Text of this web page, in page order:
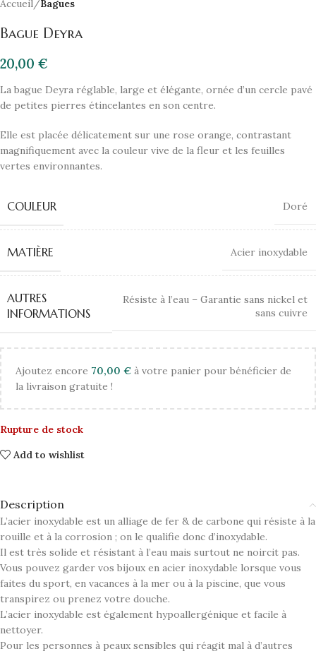
Accueil Bagues
Bague Deyra
20,00 €
La bague Deyra réglable, large et élégante, ornée d’un cercle pavé
de petites pierres étincelantes en son centre.
Elle est placée délicatement sur une rose orange, contrastant
magnifiquement avec la couleur vive de la fleur et les feuilles
vertes environnantes.
COULEUR Doré
MATIÈRE Acier inoxydable
AUTRES
INFORMATIONS
Résiste à l’eau – Garantie sans nickel et
sans cuivre
Ajoutez encore 70,00 € à votre panier pour bénéficier de
la livraison gratuite !
Rupture de stock
Add to wishlist
Description
L’acier inoxydable est un alliage de fer & de carbone qui résiste à la
rouille et à la corrosion ; on le qualifie donc d’inoxydable.
Il est très solide et résistant à l’eau mais surtout ne noircit pas.
Vous pouvez garder vos bijoux en acier inoxydable lorsque vous
faites du sport, en vacances à la mer ou à la piscine, que vous
transpirez ou prenez votre douche.
L’acier inoxydable est également hypoallergénique et facile à
nettoyer.
Pour les personnes à peaux sensibles qui réagit mal à d’autres